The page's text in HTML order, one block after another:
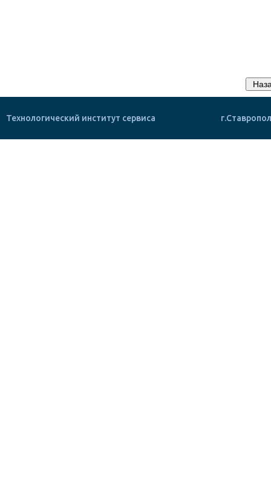
Технологический институт сервиса